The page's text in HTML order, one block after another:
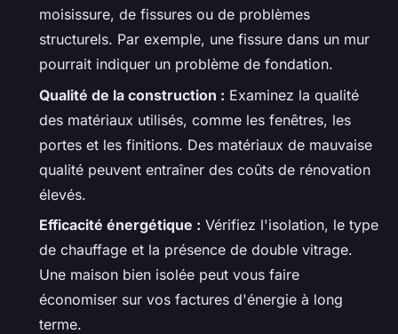
moisissure, de fissures ou de problèmes
structurels. Par exemple, une fissure dans un mur
pourrait indiquer un problème de fondation.
Qualité de la construction : Examinez la qualité
des matériaux utilisés, comme les fenêtres, les
portes et les finitions. Des matériaux de mauvaise
qualité peuvent entraîner des coûts de rénovation
élevés.
Efficacité énergétique : Vérifiez l'isolation, le type
de chauffage et la présence de double vitrage.
Une maison bien isolée peut vous faire
économiser sur vos factures d'énergie à long
terme.